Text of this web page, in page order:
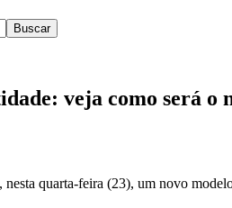
veja como será o
quarta-feira (23), um novo